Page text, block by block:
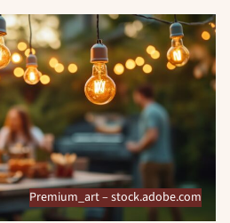
Premium_art – stock.adobe.com